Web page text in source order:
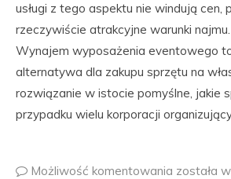
usługi z tego aspektu nie windują cen,
rzeczywiście atrakcyjne warunki najmu.
Wynajem wyposażenia eventowego
alternatywa dla zakupu sprzętu na
rozwiązanie w istocie pomyślne, jakie
przypadku wielu korporacji
Możliwość komentowania została